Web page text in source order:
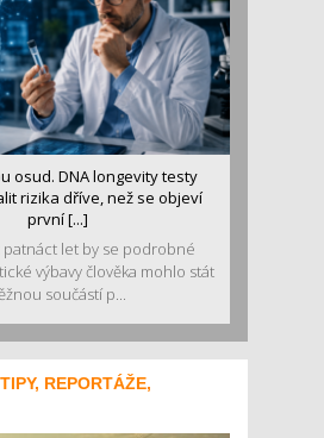
osud. DNA longevity testy
rizika dříve, než se objeví
první [...]
patnáct let by se podrobné
výbavy člověka mohlo stát
součástí p...
REPORTÁŽE,